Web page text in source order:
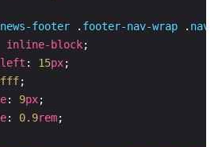
footer . footer-nav-wrap . nav-
inline-block
left : 15px
: 9px
: 0.9rem